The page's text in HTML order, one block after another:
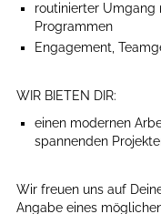
routinierter Umgang
Programmen
Engagement,
WIR BIETEN DIR:
einen modernen
spannenden
Wir freuen uns auf
Angabe eines